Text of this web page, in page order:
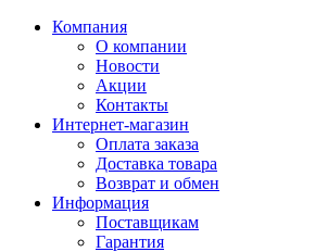
Компания
О компании
Новости
Акции
Контакты
Интернет-магазин
Оплата заказа
Доставка товара
Возврат и обмен
Информация
Поставщикам
Гарантия